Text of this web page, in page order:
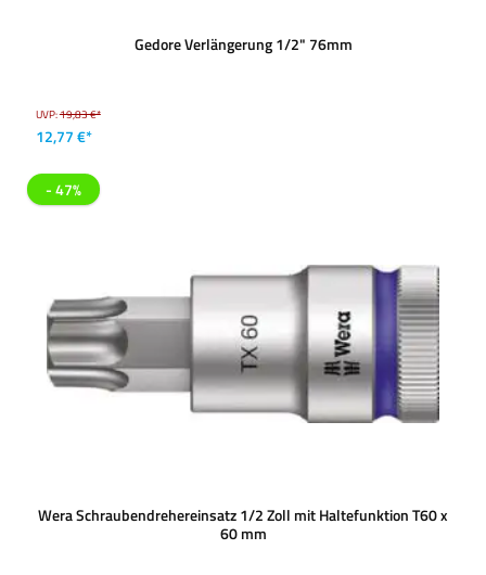
Gedore Verlängerung 1/2" 76mm
UVP:19,83 €*
12,77 €*
- 47%
Wera Schraubendrehereinsatz 1/2 Zoll mit Haltefunktion T60 x
60 mm